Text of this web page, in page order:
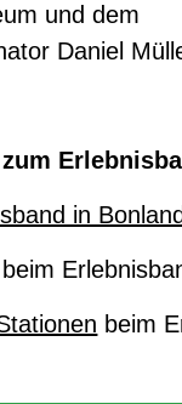
und dem
Daniel
in
beim
beim